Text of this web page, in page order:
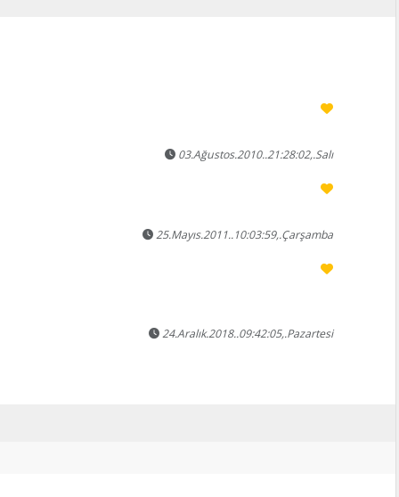
03.Ağustos.2010..21:28:02,.Salı
25.Mayıs.2011..10:03:59,.Çarşamba
24.Aralık.2018..09:42:05,.Pazartesi